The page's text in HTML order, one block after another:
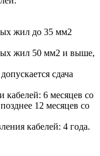
жил до 35 мм2
жил 50 мм2 и выше,
сдача
кабелей: 6 месяцев со
12 месяцев со
кабелей: 4 года.